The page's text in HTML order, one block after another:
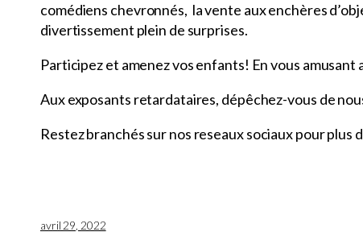
comédiens chevronnés, la vente aux enchères
divertissement plein de surprises.
Participez et amenez vos enfants! En vous
Aux exposants retardataires, dépêchez-vous de
Restez branchés sur nos reseaux sociaux pour plus
avril 29, 2022